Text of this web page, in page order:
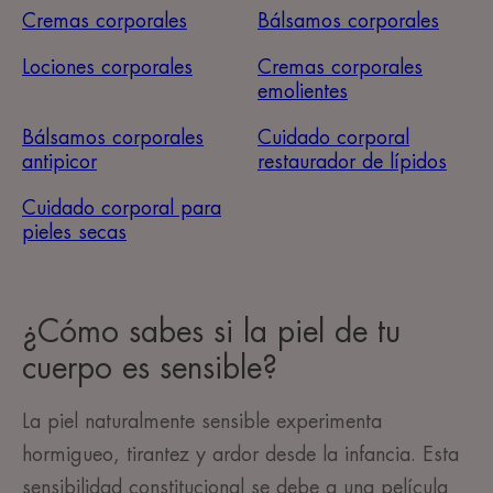
Cremas corporales Bálsamos corporales
Lociones corporales
Cremas corporales
emolientes
Bálsamos corporales
antipicor
Cuidado corporal
restaurador de lípidos
Cuidado corporal para
pieles secas
¿Cómo sabes si la piel de tu
cuerpo es sensible?
La piel naturalmente sensible experimenta
hormigueo, tirantez y ardor desde la infancia. Esta
sensibilidad constitucional
se debe a una película